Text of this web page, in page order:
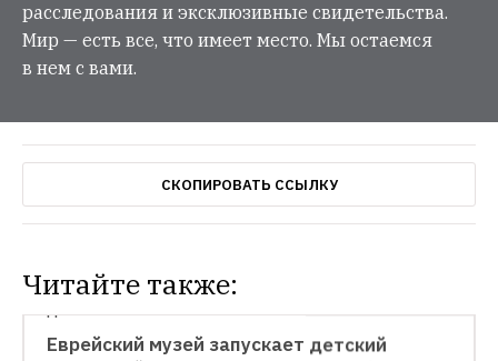
расследования и эксклюзивные свидетельства.
Мир — есть все, что имеет место. Мы остаемся
в нем с вами.
СКОПИРОВАТЬ ССЫЛКУ
Читайте также:
ДЕТИ
Еврейский музей запускает детский